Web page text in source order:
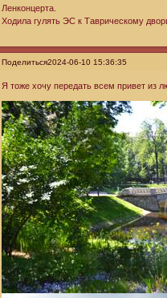
Ленконцерта.
Ходила гулять ЭС к Таврическому
Поделиться2024-06-10 15:36:35
Я тоже хочу передать всем привет из